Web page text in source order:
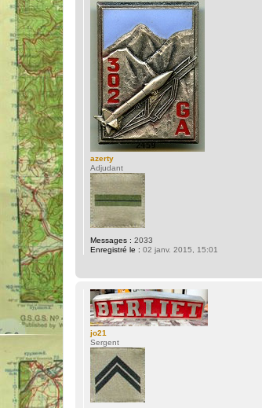
azerty
Adjudant
Messages : 2033
Enregistré le : 02 janv. 2015, 15:01
jo21
Sergent